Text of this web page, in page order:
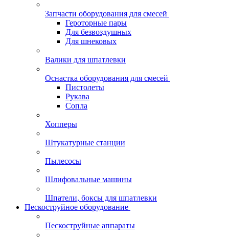
Запчасти оборудования для смесей
Героторные пары
Для безвоздушных
Для шнековых
Валики для шпатлевки
Оснастка оборудования для смесей
Пистолеты
Рукава
Сопла
Хопперы
Штукатурные станции
Пылесосы
Шлифовальные машины
Шпатели, боксы для шпатлевки
Пескоструйное оборудование
Пескоструйные аппараты